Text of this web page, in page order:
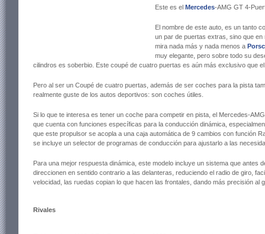
Este es el Mercedes-AMG GT 4-
El nombre de este auto, es un tanto
un par de puertas extras, sino que en
mira nada más y nada menos a
muy elegante, pero sobre todo su
cilindros es soberbio. Este coupé de cuatro puertas es aún más exclusivo que
Pero al ser un Coupé de cuatro puertas, además de ser coches para la pista
realmente guste de los autos deportivos: son coches útiles.
Si lo que te interesa es tener un coche para competir en pista, el Mercedes-
que cuenta con funciones específicas para la conducción dinámica,
que este propulsor se acopla a una caja automática de 9 cambios con función
se incluye un selector de programas de conducción para ajustarlo a las
Para una mejor respuesta dinámica, este modelo incluye un sistema que antes
direccionen en sentido contrario a las delanteras, reduciendo el radio de giro,
velocidad, las ruedas copian lo que hacen las frontales, dando más precisión al
Rivales